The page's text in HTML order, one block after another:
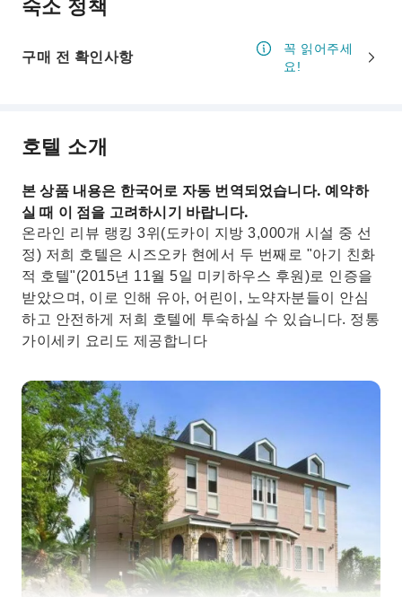
숙소 정책
구매 전 확인사항
꼭 읽어주세
요!
호텔 소개
본 상품 내용은 한국어로 자동 번역되었습니다. 예약하
실 때 이 점을 고려하시기 바랍니다.
온라인 리뷰 랭킹 3위(도카이 지방 3,000개 시설 중 선
정) 저희 호텔은 시즈오카 현에서 두 번째로 "아기 친화
적 호텔"(2015년 11월 5일 미키하우스 후원)로 인증을
받았으며, 이로 인해 유아, 어린이, 노약자분들이 안심
하고 안전하게 저희 호텔에 투숙하실 수 있습니다. 정통
가이세키 요리도 제공합니다